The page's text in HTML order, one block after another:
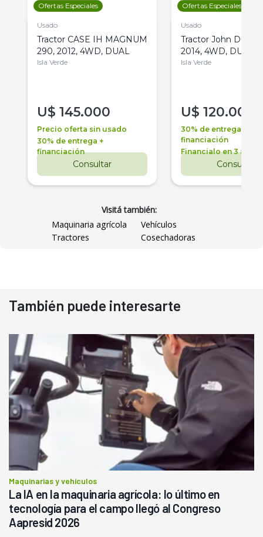
Ofertas Especiales
Usado
Tractor CASE IH MAGNUM
290, 2012, 4WD, DUAL
Isla Verde
U$ 145.000
Precio oferta sin usado
30% de entrega +
financiación
Consultar
Ofertas Especiales
Usado
Tractor John Deere
2014, 4WD, DUAL
Isla Verde
U$ 120.000
30% de entrega +
financiación
Financialo en 3 años
Consultar
Visitá también:
Maquinaria agrícola
Vehículos
Tractores
Cosechadoras
También puede interesarte
Maquinarias y vehículos
La IA en la maquinaria agrícola: lo último en
tecnología para el campo llegó al Congreso
Aapresid 2026